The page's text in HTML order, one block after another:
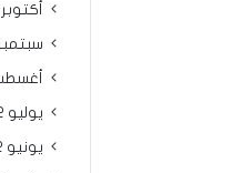
أكتوبر 2022
سبتمبر 2022
أغسطس
يوليو 2022
يونيو 2022